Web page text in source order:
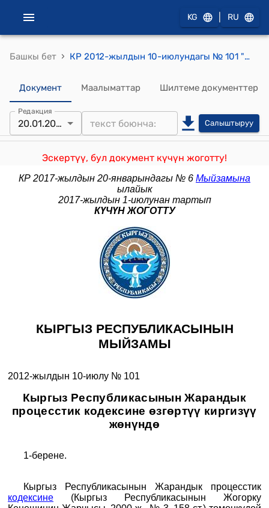
KG RU
Башкы бет › КР 2012-жылдын 10-июлундагы № 101 "Кыргыз Республикасынын Жарандык процесстик кодексине өзгөртүү киргизүү жөнүндө" Мыйзамы
Документ Маалыматтар Шилтеме документтер
Редакция
20.01.2017 Салыштыруу
Эскертүү, бул документ күчүн жоготту!